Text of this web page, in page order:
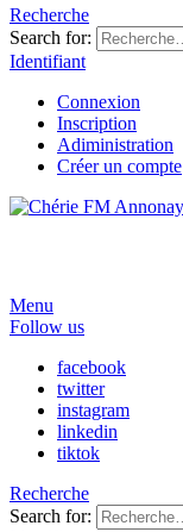
Recherche
Search for:
Identifiant
Connexion
Inscription
Adiministration
Créer un compte
Menu
Follow us
facebook
twitter
instagram
linkedin
tiktok
Recherche
Search for: